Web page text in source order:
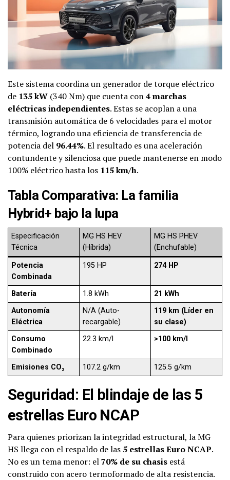
Este sistema coordina un generador de torque eléctrico
de 135 kW (340 Nm) que cuenta con4 marchas
eléctricas independientes. Estas se acoplan a una
transmisión automática de 6 velocidades para el motor
térmico, logrando una eficiencia de transferencia de
potencia del 96.44%. El resultado es una aceleración
contundente y silenciosa que puede mantenerse en modo
100% eléctrico hasta los 115 km/h.
Tabla Comparativa: La familia
Hybrid+ bajo la lupa
Especificación
Técnica
MG HS HEV
(Híbrida)
MG HS PHEV
(Enchufable)
Potencia
Combinada
195 HP 274 HP
Batería 1.8 kWh
21 kWh
Autonomía
Eléctrica
N/A (Auto-
recargable)
119 km (Líder en
su clase)
Consumo
Combinado
22.3 km/l >100 km/l
Emisiones CO₂ 107.2 g/km 125.5 g/km
Seguridad: El blindaje de las 5
estrellas Euro NCAP
Para quienes priorizan la integridad estructural, la MG
HS llega con el respaldo de las 5 estrellas Euro NCAP.
No es un tema menor: el70% de su chasis está
construido con acero termoformado de alta resistencia.